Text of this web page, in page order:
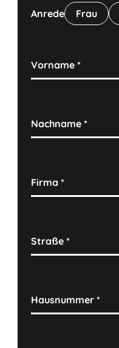
Anrede Frau
Vorname*
Nachname*
Firma*
Straße*
Hausnummer*